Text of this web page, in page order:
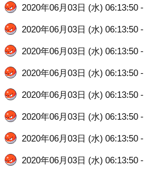
2020年06月03日 (水) 06:13:50 -
2020年06月03日 (水) 06:13:50 -
2020年06月03日 (水) 06:13:50 -
2020年06月03日 (水) 06:13:50 -
2020年06月03日 (水) 06:13:50 -
2020年06月03日 (水) 06:13:50 -
2020年06月03日 (水) 06:13:50 -
2020年06月03日 (水) 06:13:50 -